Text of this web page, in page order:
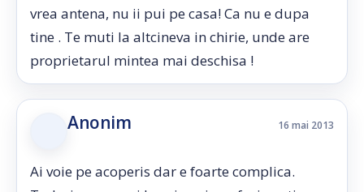
vrea antena, nu ii pui pe casa! Ca nu e dupa
tine . Te muti la altcineva in chirie, unde are
proprietarul mintea mai deschisa !
Anonim 16 mai 2013
Ai voie pe acoperis dar e foarte complica.